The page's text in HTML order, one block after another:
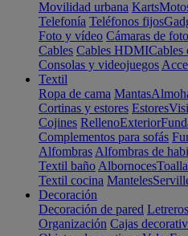
Movilidad urbana Karts
Telefonía Teléfonos fijos
Foto y vídeo Cámaras de
Cables Cables HDMICables
Consolas y videojuegos
Textil
Ropa de cama Mantas
Cortinas y estores Estores
Cojines RellenoExterior
Complementos para sofás
Alfombras Alfombras de
Textil baño Albornoces
Textil cocina Manteles
Decoración
Decoración de pared Letreros
Organización Cajas